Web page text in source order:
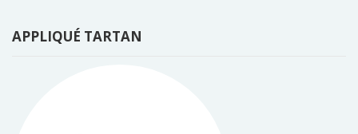
APPLIQUÉ TARTAN